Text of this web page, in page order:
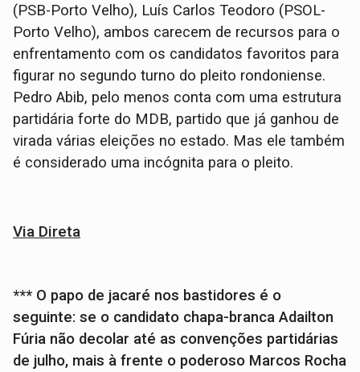
(PSB-Porto Velho), Luís Carlos Teodoro (PSOL-
Porto Velho), ambos carecem de recursos para o
enfrentamento com os candidatos favoritos para
figurar no segundo turno do pleito rondoniense.
Pedro Abib, pelo menos conta com uma estrutura
partidária forte do MDB, partido que já ganhou de
virada várias eleições no estado. Mas ele também
é considerado uma incógnita para o pleito.
Via Direta
*** O papo de jacaré nos bastidores é o
seguinte: se o candidato chapa-branca Adailton
Fúria não decolar até as convenções partidárias
de julho, mais à frente o poderoso Marcos Rocha